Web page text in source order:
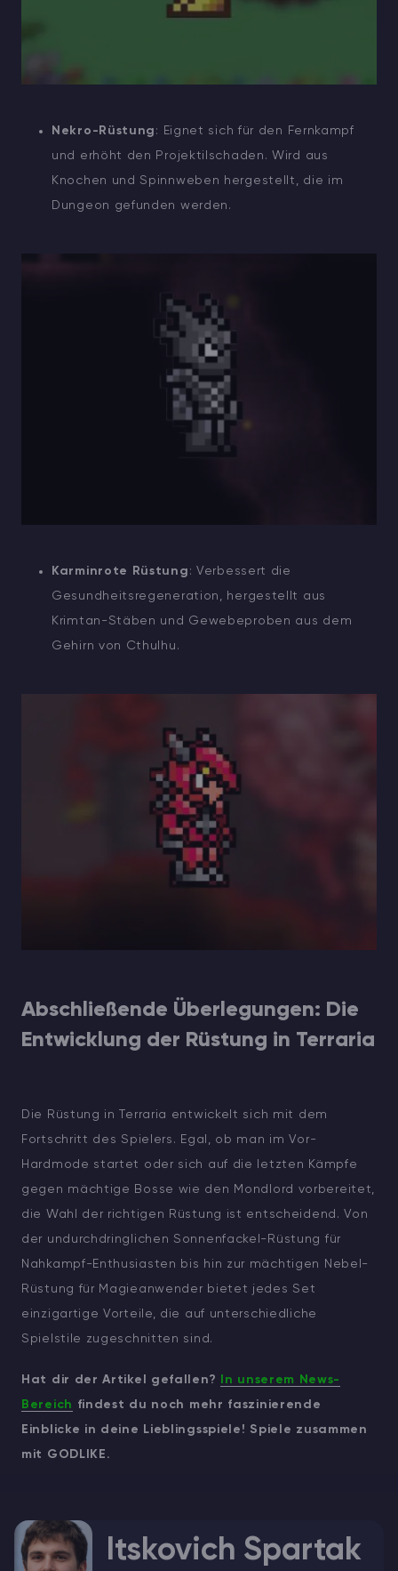
Nekro-Rüstung : Eignet sich für den Fernkampf
und erhöht den Projektilschaden. Wird aus
Knochen und Spinnweben hergestellt, die im
Dungeon gefunden werden.
Karminrote Rüstung : Verbessert die
Gesundheitsregeneration, hergestellt aus
Krimtan-Stäben und Gewebeproben aus dem
Gehirn von Cthulhu.
Abschließende Überlegungen: Die
Entwicklung der Rüstung in Terraria
Die Rüstung in Terraria entwickelt sich mit dem
Fortschritt des Spielers. Egal, ob man im Vor-
Hardmode startet oder sich auf die letzten Kämpfe
gegen mächtige Bosse wie den Mondlord vorbereitet,
die Wahl der richtigen Rüstung ist entscheidend. Von
der undurchdringlichen Sonnenfackel-Rüstung für
Nahkampf-Enthusiasten bis hin zur mächtigen Nebel-
Rüstung für Magieanwender bietet jedes Set
einzigartige Vorteile, die auf unterschiedliche
Spielstile zugeschnitten sind.
Hat dir der Artikel gefallen?
In unserem News-
Bereich findest du noch mehr faszinierende
Einblicke in deine Lieblingsspiele! Spiele zusammen
mit GODLIKE.
Itskovich Spartak